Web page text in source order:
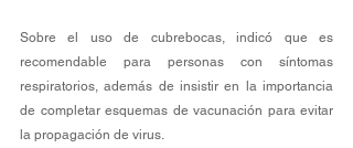
Sobre el uso de cubrebocas, indicó que es
recomendable para personas con síntomas
respiratorios, además de insistir en la importancia
de completar esquemas de vacunación para evitar
la propagación de virus.